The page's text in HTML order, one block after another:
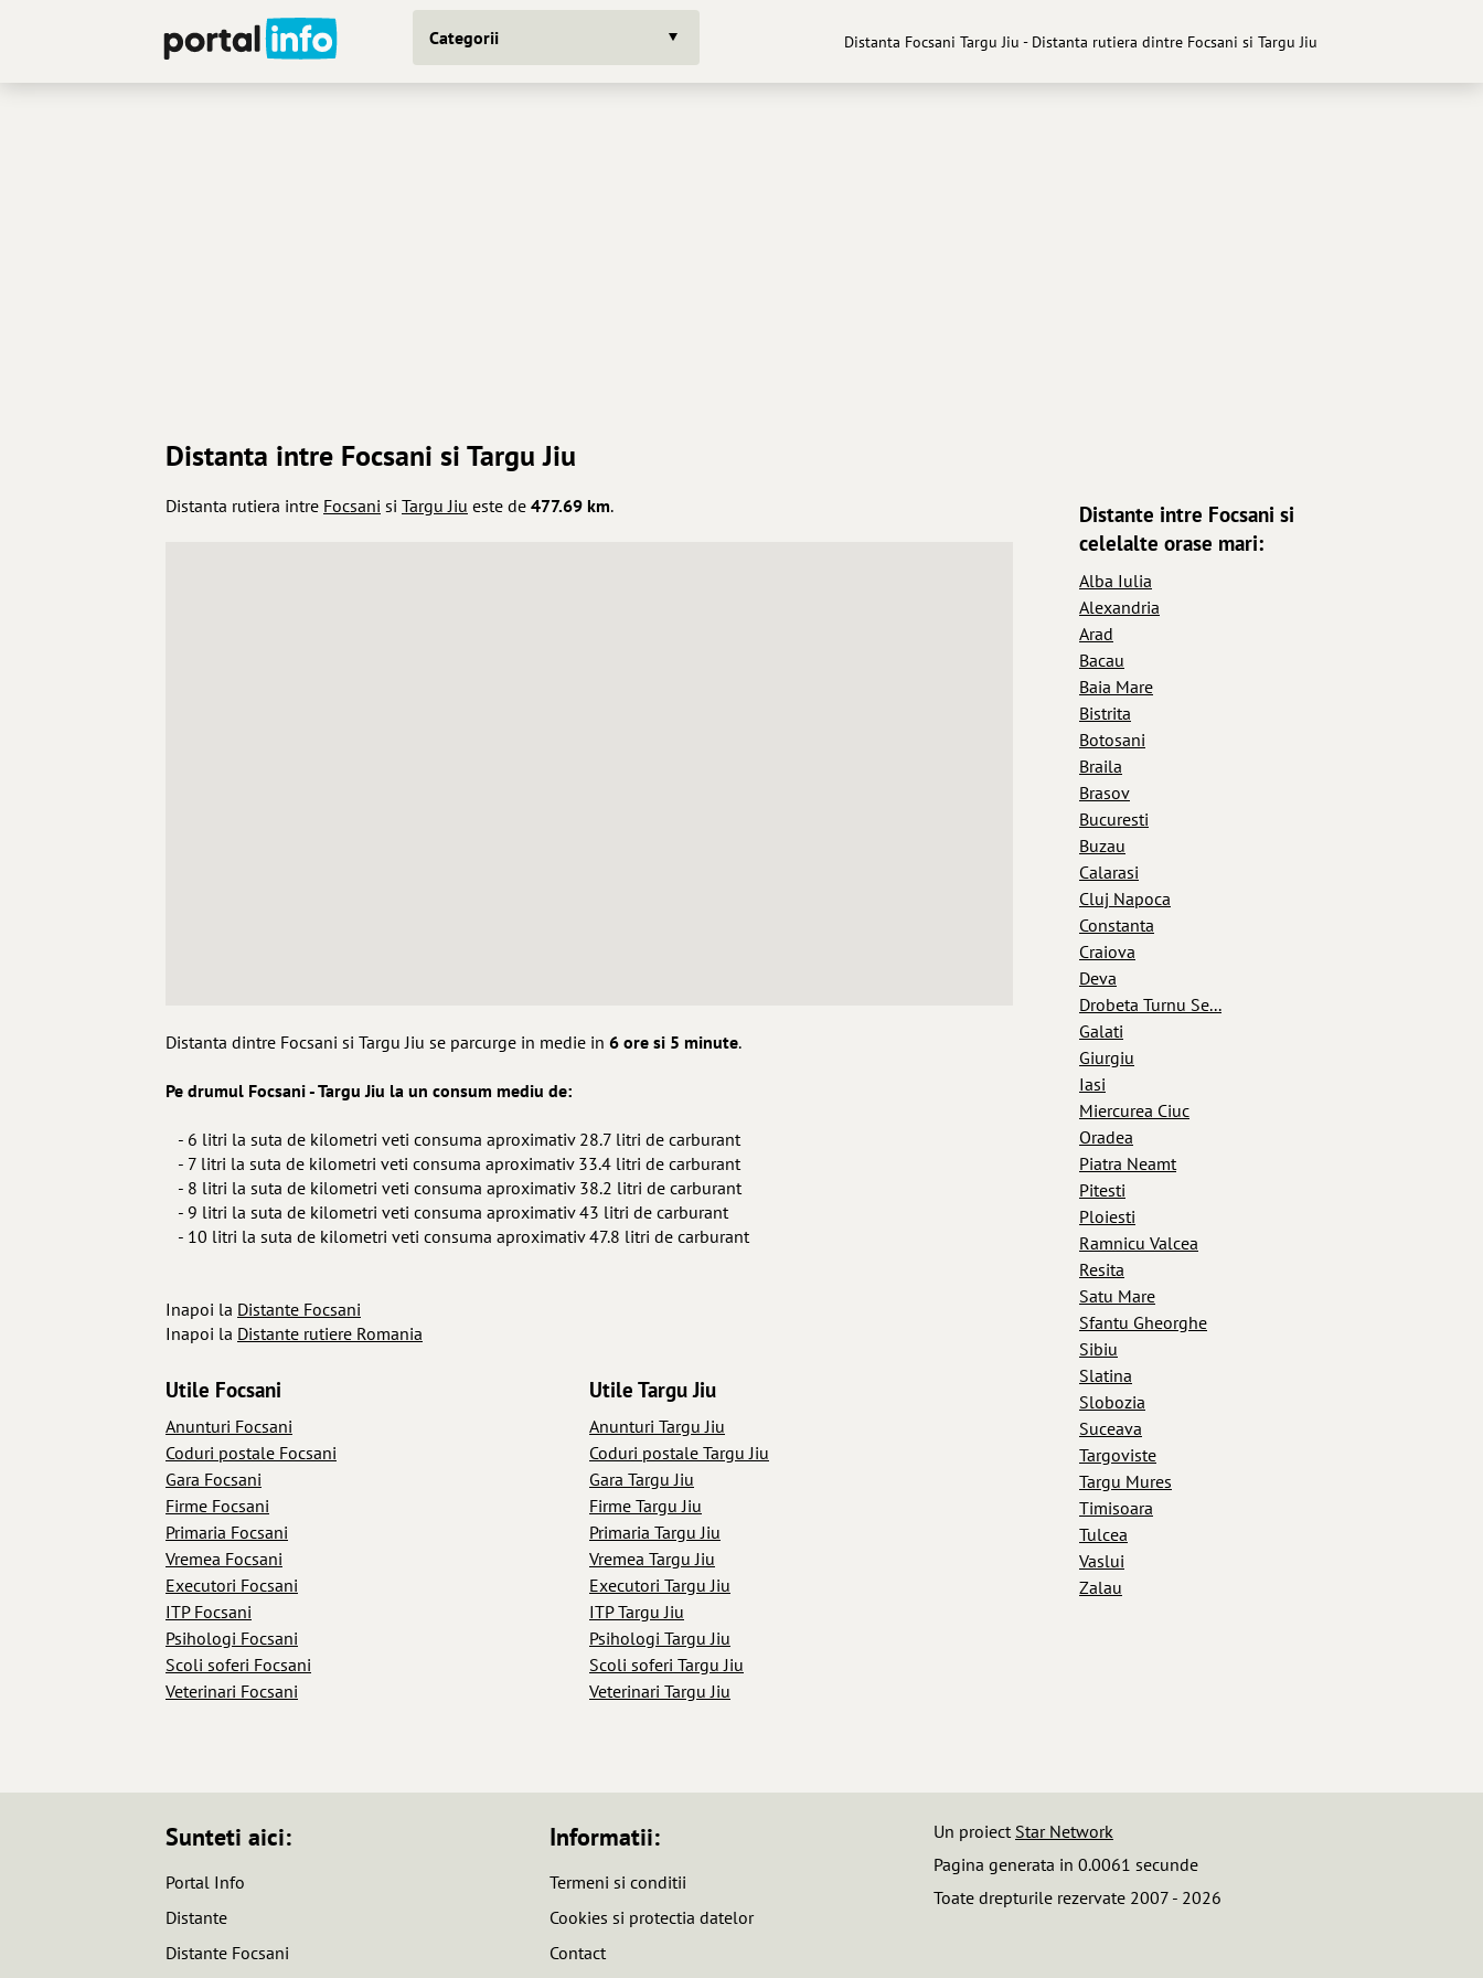
Categorii Distanta Focsani Targu Jiu - Distanta rutiera dintre Focsani si Targu Jiu
Distanta intre Focsani si Targu Jiu
Distanta rutiera intre Focsani si Targu Jiu este de 477.69 km.
Distanta dintre Focsani si Targu Jiu se parcurge in medie in 6 ore si 5 minute.
Pe drumul Focsani - Targu Jiu la un consum mediu de:
- 6 litri la suta de kilometri veti consuma aproximativ 28.7 litri de carburant
- 7 litri la suta de kilometri veti consuma aproximativ 33.4 litri de carburant
- 8 litri la suta de kilometri veti consuma aproximativ 38.2 litri de carburant
- 9 litri la suta de kilometri veti consuma aproximativ 43 litri de carburant
- 10 litri la suta de kilometri veti consuma aproximativ 47.8 litri de carburant
Inapoi la Distante Focsani
Inapoi la Distante rutiere Romania
Utile Focsani
Anunturi Focsani
Coduri postale Focsani
Gara Focsani
Firme Focsani
Primaria Focsani
Vremea Focsani
Executori Focsani
ITP Focsani
Psihologi Focsani
Scoli soferi Focsani
Veterinari Focsani
Utile Targu Jiu
Anunturi Targu Jiu
Coduri postale Targu Jiu
Gara Targu Jiu
Firme Targu Jiu
Primaria Targu Jiu
Vremea Targu Jiu
Executori Targu Jiu
ITP Targu Jiu
Psihologi Targu Jiu
Scoli soferi Targu Jiu
Veterinari Targu Jiu
Distante intre Focsani si
celelalte orase mari:
Alba Iulia
Alexandria
Arad
Bacau
Baia Mare
Bistrita
Botosani
Braila
Brasov
Bucuresti
Buzau
Calarasi
Cluj Napoca
Constanta
Craiova
Deva
Drobeta Turnu Se...
Galati
Giurgiu
Iasi
Miercurea Ciuc
Oradea
Piatra Neamt
Pitesti
Ploiesti
Ramnicu Valcea
Resita
Satu Mare
Sfantu Gheorghe
Sibiu
Slatina
Slobozia
Suceava
Targoviste
Targu Mures
Timisoara
Tulcea
Vaslui
Zalau
Sunteti aici:
Portal Info
Distante
Distante Focsani
Informatii:
Termeni si conditii
Cookies si protectia datelor
Contact
Un proiect Star Network
Pagina generata in 0.0061 secunde
Toate drepturile rezervate 2007 - 2026